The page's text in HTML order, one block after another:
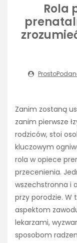
Rola
Zanim zostaną
zanim pierwsze
rodziców, stoi
kluczowym
rola w opiece
przecenienia.
wszechstronna i
przy porodzie. W
aspektom
lekarzami,
sposobom